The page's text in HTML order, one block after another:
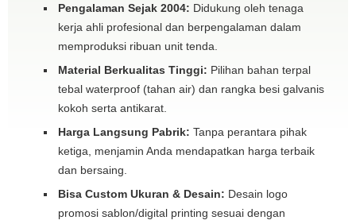
Pengalaman Sejak 2004: Didukung oleh tenaga
kerja ahli profesional dan berpengalaman dalam
memproduksi ribuan unit tenda.
Material Berkualitas Tinggi: Pilihan bahan terpal
tebal waterproof (tahan air) dan rangka besi galvanis
kokoh serta antikarat.
Harga Langsung Pabrik: Tanpa perantara pihak
ketiga, menjamin Anda mendapatkan harga terbaik
dan bersaing.
Bisa Custom Ukuran & Desain: Desain logo
promosi sablon/digital printing sesuai dengan